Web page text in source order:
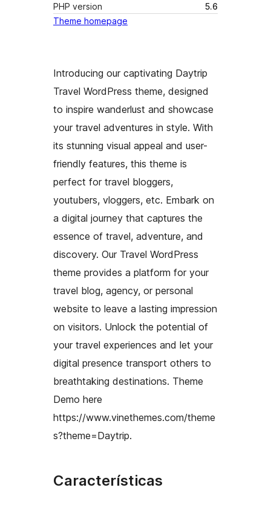
PHP version
5.6
Theme homepage
Introducing our captivating Daytrip
Travel WordPress theme, designed
to inspire wanderlust and showcase
your travel adventures in style. With
its stunning visual appeal and user-
friendly features, this theme is
perfect for travel bloggers,
youtubers, vloggers, etc. Embark on
a digital journey that captures the
essence of travel, adventure, and
discovery. Our Travel WordPress
theme provides a platform for your
travel blog, agency, or personal
website to leave a lasting impression
on visitors. Unlock the potential of
your travel experiences and let your
digital presence transport others to
breathtaking destinations. Theme
Demo here
https://www.vinethemes.com/theme
s?theme=Daytrip.
Características